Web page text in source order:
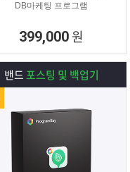
DB마케팅 프로그램
399,000 원
밴드포스팅 및 백업기